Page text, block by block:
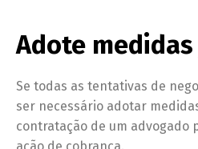
Adote
Se todas as tentativas de
ser necessário adotar
contratação de um advogado